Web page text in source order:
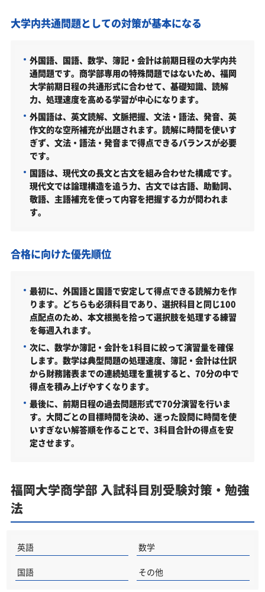
大学受験対策いつから始める？学年・時期別の勉強
不登校・高卒認定者・通信制高校の福岡大学商学部
受験も対応可能
浪人生、社会人の方の福岡大学商学部合格に向けた
受験対策も実施
福岡大学の他の学部
福岡大学以外の商学部・関連学部を偏差値から探す
福岡大学商学部受験生からのよくある質問
大学内共通問題としての対策が基本になる
外国語、国語、数学、簿記・会計は前期日程の大学内共
通問題です。商学部専用の特殊問題ではないため、福岡
大学前期日程の共通形式に合わせて、基礎知識、読解
力、処理速度を高める学習が中心になります。
外国語は、英文読解、文脈把握、文法・語法、発音、英
作文的な空所補充が出題されます。読解に時間を使いす
ぎず、文法・語法・発音まで得点できるバランスが必要
です。
国語は、現代文の長文と古文を組み合わせた構成です。
現代文では論理構造を追う力、古文では古語、助動詞、
敬語、主語補充を使って内容を把握する力が問われま
す。
合格に向けた優先順位
最初に、外国語と国語で安定して得点できる読解力を作
ります。どちらも必須科目であり、選択科目と同じ100
点配点のため、本文根拠を拾って選択肢を処理する練習
を毎週入れます。
次に、数学か簿記・会計を1科目に絞って演習量を確保
します。数学は典型問題の処理速度、簿記・会計は仕訳
から財務諸表までの連続処理を重視すると、70分の中で
得点を積み上げやすくなります。
最後に、前期日程の過去問題形式で70分演習を行いま
す。大問ごとの目標時間を決め、迷った設問に時間を使
いすぎない解答順を作ることで、3科目合計の得点を安
定させます。
福岡大学商学部 入試科目別受験対策・勉強
法
英語 数学
国語 その他